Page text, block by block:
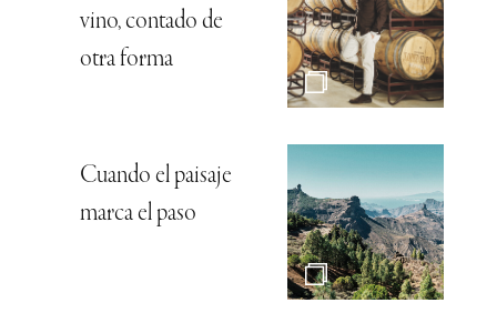
vino, contado de
otra forma
Cuando el paisaje
marca el paso